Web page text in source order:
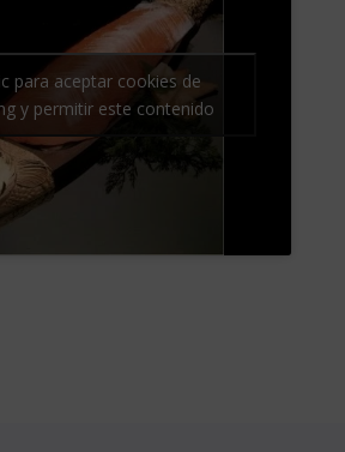
para aceptar cookies de
y permitir este contenido